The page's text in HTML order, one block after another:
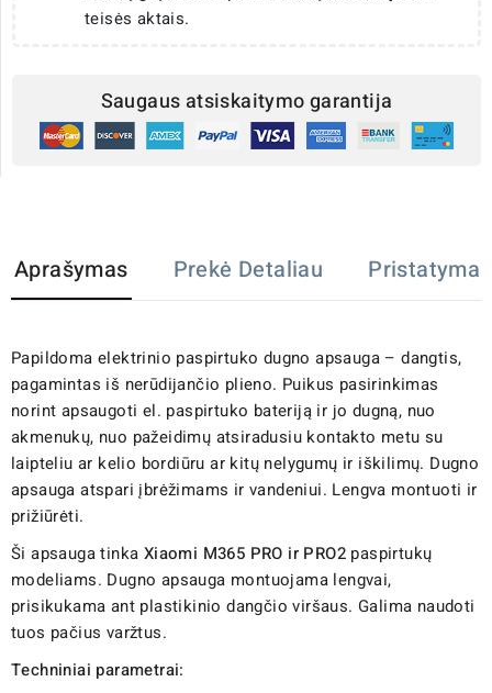
teisės aktais.
Saugaus atsiskaitymo garantija
Aprašymas Prekė Detaliau Pristatymas
Papildoma elektrinio paspirtuko dugno apsauga – dangtis,
pagamintas iš nerūdijančio plieno. Puikus pasirinkimas
norint apsaugoti el. paspirtuko bateriją ir jo dugną, nuo
akmenukų, nuo pažeidimų atsiradusiu kontakto metu su
laipteliu ar kelio bordiūru ar kitų nelygumų ir iškilimų. Dugno
apsauga atspari įbrėžimams ir vandeniui. Lengva montuoti ir
prižiūrėti.
Ši apsauga tinka Xiaomi M365 PRO ir PRO2 paspirtukų
modeliams. Dugno apsauga montuojama lengvai,
prisikukama ant plastikinio dangčio viršaus. Galima naudoti
tuos pačius varžtus.
Techniniai parametrai: